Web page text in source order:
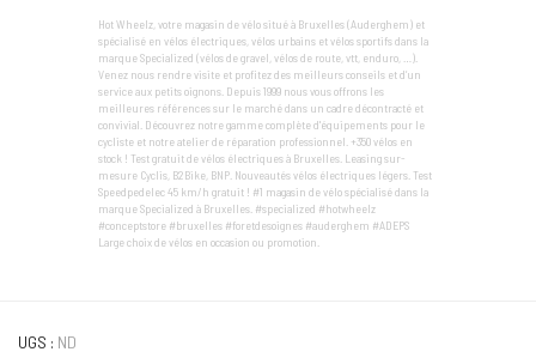
Hot Wheelz, votre magasin de vélo situé à Bruxelles (Auderghem) et
spécialisé en vélos électriques, vélos urbains et vélos sportifs dans la
marque Specialized (vélos de gravel, vélos de route, vtt, enduro, …).
Venez nous rendre visite et profitez des meilleurs conseils et d’un
service aux petits oignons. Depuis 1999 nous vous offrons les
meilleures références sur le marché dans un cadre décontracté et
convivial. Découvrez notre gamme complète d'équipements pour le
cycliste et notre atelier de réparation professionnel. +350 vélos en
stock ! Test gratuit de vélos électriques à Bruxelles. Leasing sur-
mesure Cyclis, B2Bike, BNP. Nouveautés vélos électriques légers. Test
Speedpedelec 45 km/h gratuit ! #1 magasin de vélo spécialisé dans la
marque Specialized à Bruxelles. #specialized #hotwheelz
#conceptstore #bruxelles #foretdesoignes #auderghem #ADEPS
Large choix de vélos en occasion ou promotion.
UGS : ND